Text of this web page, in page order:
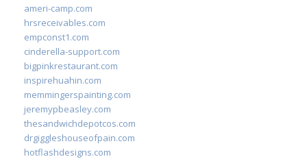
ameri-camp.com
hrsreceivables.com
empconst1.com
cinderella-support.com
bigpinkrestaurant.com
inspirehuahin.com
memmingerspainting.com
jeremypbeasley.com
thesandwichdepotcos.com
drgiggleshouseofpain.com
hotflashdesigns.com